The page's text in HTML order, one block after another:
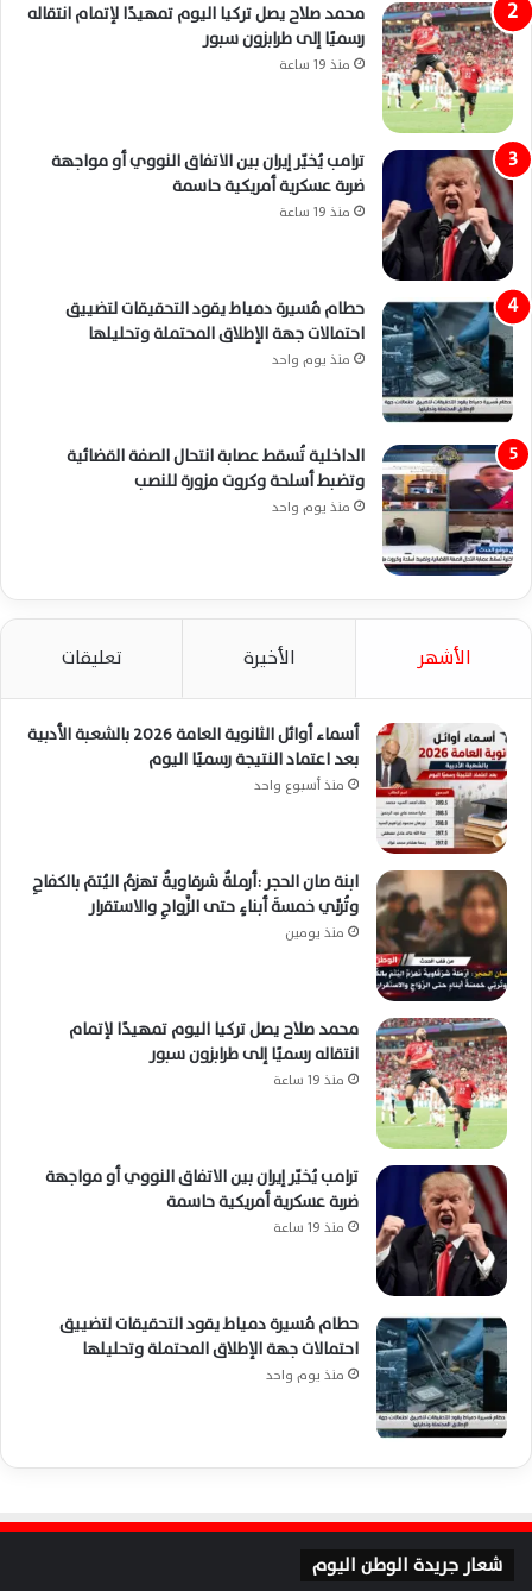
محمد صلاح يصل تركيا اليوم تمهيدًا لإتمام انتقاله
رسميًا إلى طرابزون سبور
منذ 19 ساعة
ترامب يُخيّر إيران بين الاتفاق النووي أو مواجهة
ضربة عسكرية أمريكية حاسمة
منذ 19 ساعة
حطام مُسيرة دمياط يقود التحقيقات لتضييق
احتمالات جهة الإطلاق المحتملة وتحليلها
منذ يوم واحد
الداخلية تُسقط عصابة انتحال الصفة القضائية
وتضبط أسلحة وكروت مزورة للنصب
منذ يوم واحد
الأشهر الأخيرة تعليقات
أسماء أوائل الثانوية العامة 2026 بالشعبة الأدبية
بعد اعتماد النتيجة رسميًا اليوم
منذ أسبوع واحد
ابنة صان الحجر :أرملةٌ شرقاويةٌ تهزمُ اليُتمَ بالكفاحِ
وتُربِّي خمسةَ أبناءٍ حتى الزَّواجِ والاستقرار
منذ يومين
محمد صلاح يصل تركيا اليوم تمهيدًا لإتمام
انتقاله رسميًا إلى طرابزون سبور
منذ 19 ساعة
ترامب يُخيّر إيران بين الاتفاق النووي أو مواجهة
ضربة عسكرية أمريكية حاسمة
منذ 19 ساعة
حطام مُسيرة دمياط يقود التحقيقات لتضييق
احتمالات جهة الإطلاق المحتملة وتحليلها
منذ يوم واحد
شعار جريدة الوطن اليوم